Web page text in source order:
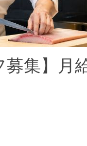
募集】